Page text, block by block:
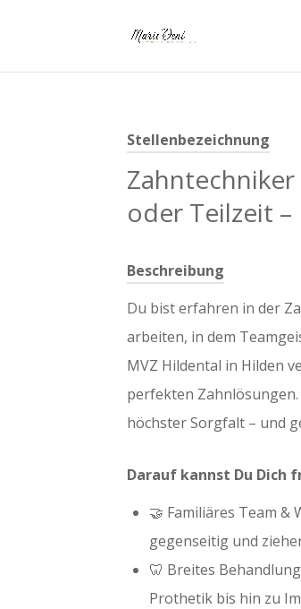
Stellenbezeichnung
oder Teilzeit
Beschreibung
Du bist erfahren in der
arbeiten, in dem
MVZ Hildental in Hilden
perfekten
höchster Sorgfalt – und
Darauf kannst Du Dich
🤝 Familiäres Team
gegenseitig und
🦷 Breites
Prothetik bis hin zu